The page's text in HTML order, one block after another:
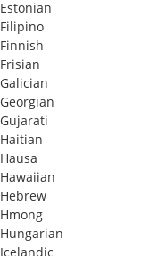
Estonian
Filipino
Finnish
Frisian
Galician
Georgian
Gujarati
Haitian
Hausa
Hawaiian
Hebrew
Hmong
Hungarian
Icelandic